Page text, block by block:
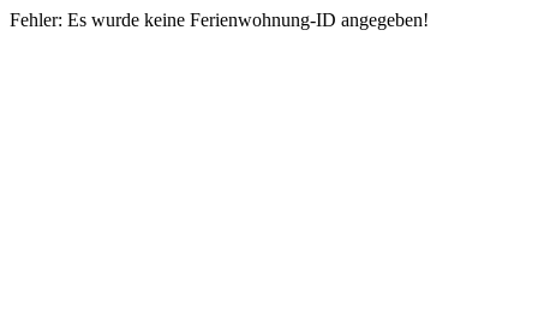
Fehler: Es wurde keine Ferienwohnung-ID angegeben!